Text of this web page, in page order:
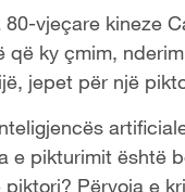
vjeçare kineze
që ky çmim,
jepet për një
e pikturimit është
Përvoja e